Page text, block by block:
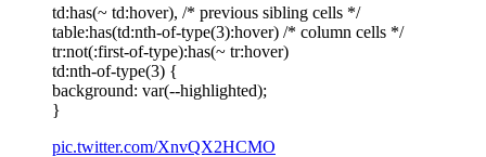
td:has(~ td:hover), /* previous sibling cells */
table:has(td:nth-of-type(3):hover) /* column cells */
tr:not(:first-of-type):has(~ tr:hover)
td:nth-of-type(3) {
background: var(--highlighted);
}
pic.twitter.com/XnvQX2HCMO